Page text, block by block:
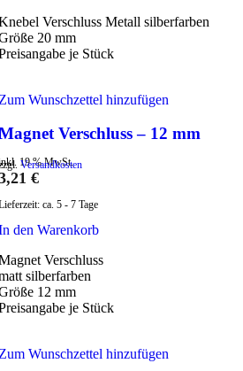
Verschluss Metall silberfarben
20 mm
je Stück
Wunschzettel hinzufügen
Verschluss – 12 mm
19 % MwSt.
Versandkosten
€
ca. 5 - 7 Tage
den Warenkorb
Verschluss
silberfarben
12 mm
je Stück
Wunschzettel hinzufügen